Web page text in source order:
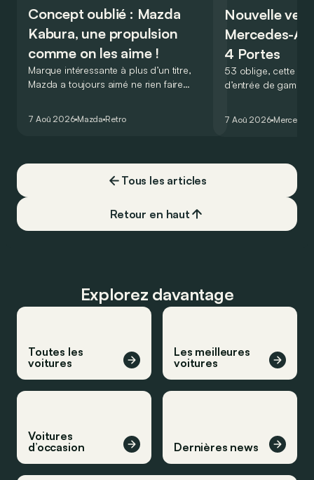
Concept oublié : Mazda
Kabura, une propulsion
comme on les aime !
Marque intéressante à plus d’un titre,
Mazda a toujours aimé ne rien faire
de la plus belle des manières…
7 Aoû 2026 Mazda Retro
Nouvelle
Mercedes-
4 Portes
53 oblige, cette
d’entrée de
moins…
7 Aoû 2026 Mercedes
Tous les articles
Retour en haut
Explorez davantage
Toutes les
voitures
Les meilleures
voitures
Voitures
d’occasion
Dernières news